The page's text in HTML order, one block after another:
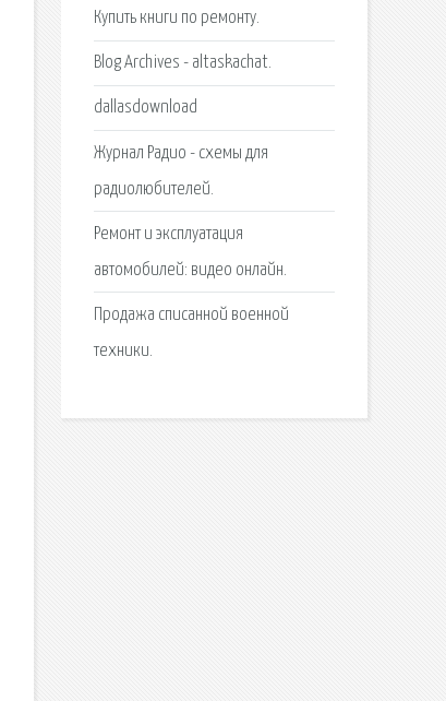
Купить книги по ремонту.
Blog Archives - altaskachat.
dallasdownload
Журнал Радио - схемы для
радиолюбителей.
Ремонт и эксплуатация
автомобилей: видео онлайн.
Продажа списанной военной
техники.